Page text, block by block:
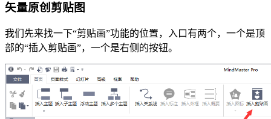
矢量原创剪贴图
我们先来找一下“剪贴画”功能的位置，入口有两个，一个是顶
部的“插入剪贴画”，一个是右侧的按钮。